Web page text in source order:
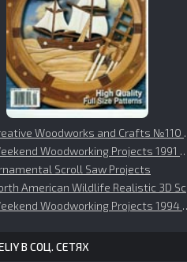
Woodworks and Crafts №110 (2005-0)
Woodworking Projects 1991 №02 (20) March
Scroll Saw Projects
American Wildlife Realistic 3D Scrollsaw Art
Woodworking Projects 1994 №04 (40)
В СОЦ. СЕТЯХ